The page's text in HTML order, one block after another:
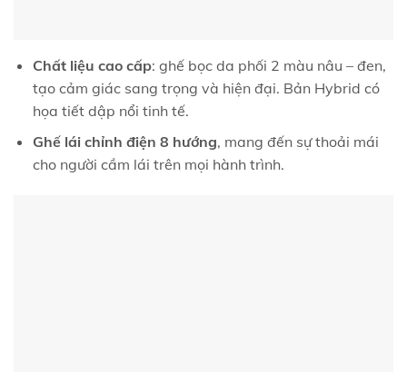
Chất liệu cao cấp: ghế bọc da phối 2 màu nâu – đen,
tạo cảm giác sang trọng và hiện đại. Bản Hybrid có
họa tiết dập nổi tinh tế.
Ghế lái chỉnh điện 8 hướng, mang đến sự thoải mái
cho người cầm lái trên mọi hành trình.